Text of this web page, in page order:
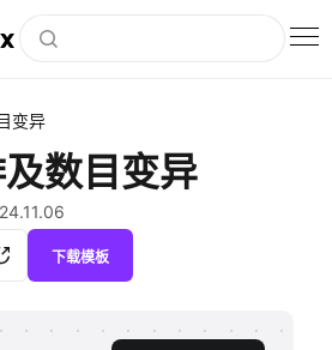
变异
数目变异
下载模板